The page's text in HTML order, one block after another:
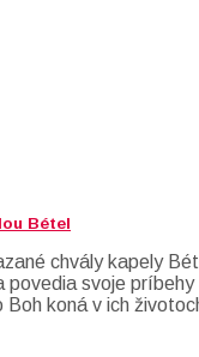
Bétel
chvály kapely
povedia svoje príbehy
koná v ich